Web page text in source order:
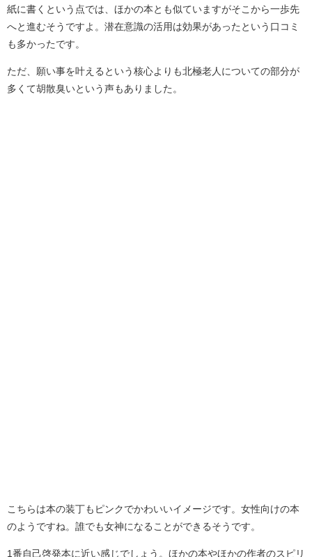
紙に書くという点では、ほかの本とも似ていますがそこから一歩先
へと進むそうですよ。潜在意識の活用は効果があったという口コミ
も多かったです。
ただ、願い事を叶えるという核心よりも北極老人についての部分が
多くて胡散臭いという声もありました。
こちらは本の装丁もピンクでかわいいイメージです。女性向けの本
のようですね。誰でも女神になることができるそうです。
1番自己啓発本に近い感じでしょう。ほかの本やほかの作者のスピリ